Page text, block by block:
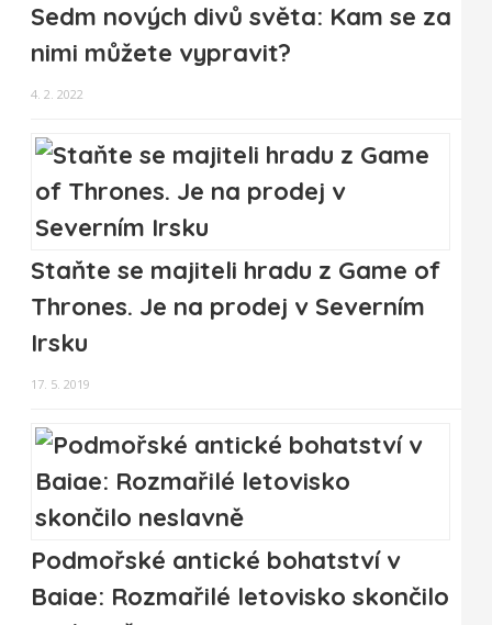
Sedm nových divů světa: Kam se za
nimi můžete vypravit?
4. 2. 2022
Staňte se majiteli hradu z Game of
Thrones. Je na prodej v Severním
Irsku
17. 5. 2019
Podmořské antické bohatství v
Baiae: Rozmařilé letovisko skončilo